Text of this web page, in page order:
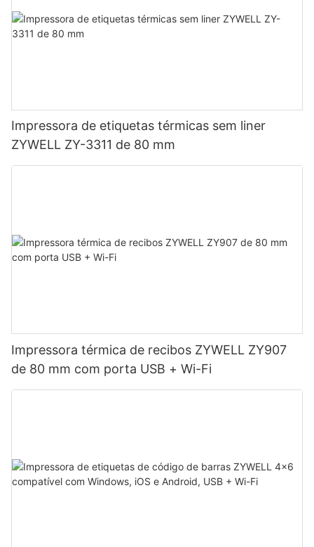
Impressora de etiquetas térmicas sem liner
ZYWELL ZY-3311 de 80 mm
Impressora térmica de recibos ZYWELL ZY907
de 80 mm com porta USB + Wi-Fi